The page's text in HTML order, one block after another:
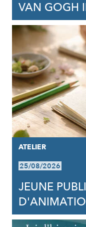
VAN GOGH
ATELIER
25/08/2026
JEUNE